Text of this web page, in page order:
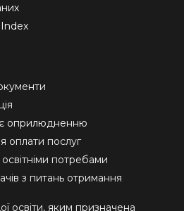
оприлюдненню
оплати послуг
потребами
з питань отримання
освіти, яким призначена